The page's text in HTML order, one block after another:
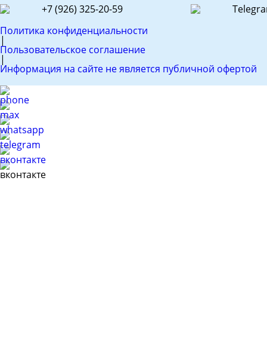
+7 (926) 325-20-59
Политика конфиденциальности
|
Пользовательское соглашение
|
Информация на сайте не является публичной офертой